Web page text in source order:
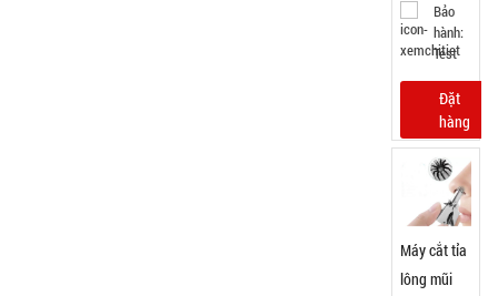
Bảo
hành:
Test
Đặt
hàng
Máy cắt tỉa
lông mũi